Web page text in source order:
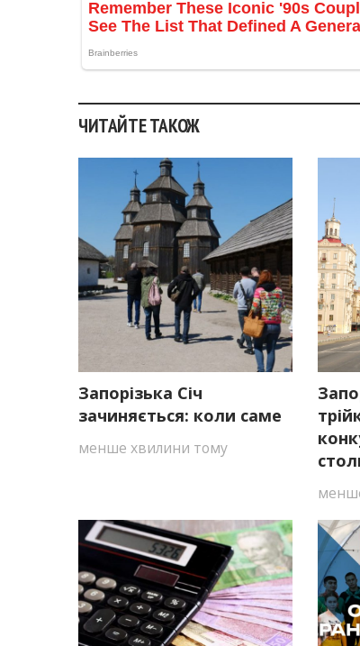
ЧИТАЙТЕ ТАКОЖ
Запорізька Січ
зачиняється: коли саме
менше хвилини тому